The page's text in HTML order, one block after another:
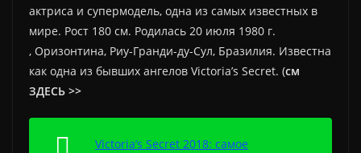
актриса и супермодель, одна из самых известных в
мире. Рост 180 см. Родилась 20 июля 1980 г.
, Оризонтина, Риу-Гранди-ду-Сул, Бразилия. Известна
как одна из бывших ангелов Victoria’s Secret. (см
ЗДЕСЬ >>
Victoria’s Secret 2018: самое